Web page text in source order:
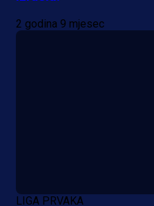
2 godina 9 mjesec
LIGA PRVAKA